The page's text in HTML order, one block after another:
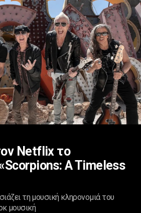
Netflix το
A Timeless
τη μουσική κληρονομιά του
μουσική